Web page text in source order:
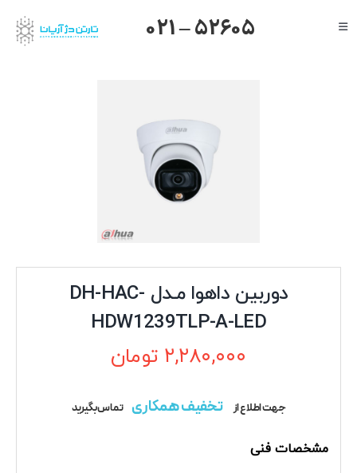
to
Toggle
021 – 52605
دوربین داهوا مـدل DH-HAC-
HDW1239TLP-A-LED
۲,۲۸۰,۰۰۰ تومان
جهت اطلاع از تخفیف همکاری تماس بگیرید
مشخصات فنی